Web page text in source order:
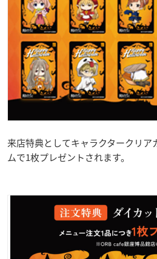
来店特典としてキャラクタークリア
ムで1枚プレゼントされます。